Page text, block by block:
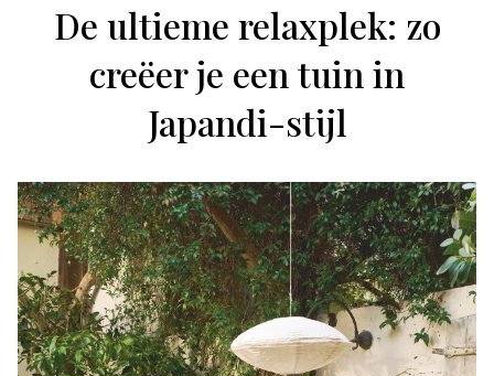
De ultieme relaxplek: zo
creëer je een tuin in
Japandi-stijl